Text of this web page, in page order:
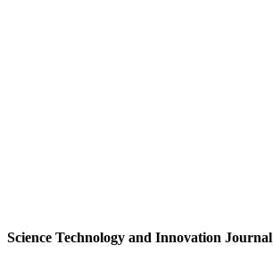
Science Technology and Innovation Journal